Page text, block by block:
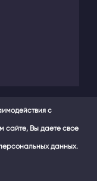
с
сайте, Вы даете свое
данных.